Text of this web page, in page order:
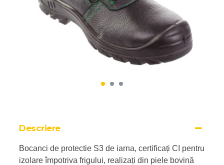
Descriere
Bocanci de protectie S3 de iarna, certificați CI pentru
izolare împotriva frigului, realizați din piele bovină